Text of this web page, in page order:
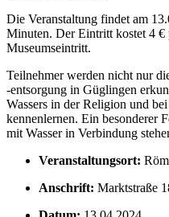
Die Veranstaltung findet am
Minuten. Der Eintritt kostet 4 €
Museumseintritt.
Teilnehmer werden nicht nur
-entsorgung in Güglingen
Wassers in der Religion und
kennenlernen. Ein besonderer
mit Wasser in Verbindung
Veranstaltungsort:
Anschrift: Marktstraße